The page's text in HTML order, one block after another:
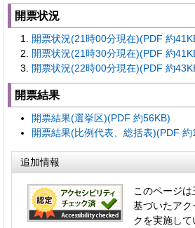
開票状況
開票状況(21時00分現在)(PDF 約
開票状況(21時30分現在)(PDF 約
開票状況(22時00分現在)(PDF 約
開票結果
開票結果(選挙区)(PDF 約56KB)
開票結果(比例代表、総括表)(PDF 約
追加情報
このページ
基づいたアク
クを実施して